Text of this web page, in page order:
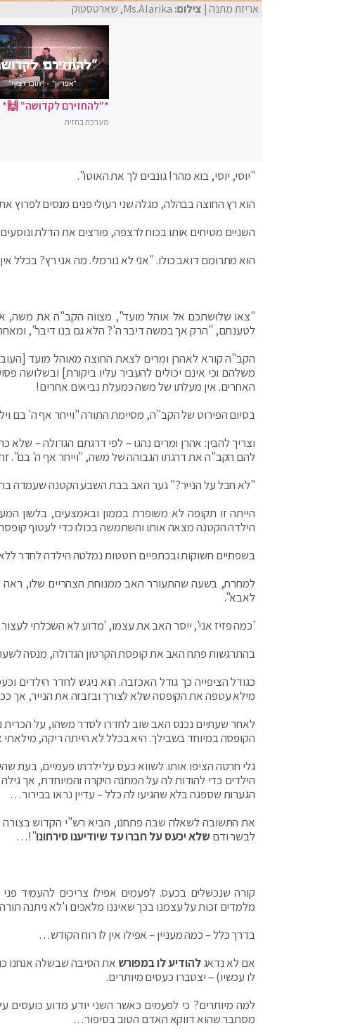
אריזת מתנה| צילום: Ms.Alarika, שארטסטוק
*"להחזירם לקדושה" 🙌*
מערכת בחזית
"יוסי, יוסי, בוא מהר! גונבים לך את האוטו".
הוא רץ החוצה בבהלה, מגלה שני רעולי פנים מנסים לפרוץ
השניים מטיחים אותו בכוח לרצפה, פורצים את הדלת
הוא מתרומם דואב כולו. "אני לא נורמלי. מה אני רץ? בכלל
"צאו שלושתכם אל אוהל מועד", מצווה הקב"ה את משה,
לטענתם, "הרק אך במשה דיבר ה'? הלא גם בנו דיבר",
הקב"ה קורא לאהרן ומרים לצאת החוצה מאוהל מועד
משלהם וכי אינם יכולים להעביר עליו ביקורת] ובשלושה
האחרים. אין מעלתו של משה כמעלת נביאים אחרים!
בסיום הפירוט של הקב"ה, מסיימת התורה "וייחר אף ה' בם
וצריך להבין: אהרן ומרים נהגו – לפי דרגתם הגדולה –
להם הקב"ה את דרגתו הגבוהה של משה, "וייחר אף ה' בם".
"לא חבל על הנייר?" גער האב בבת השבע הקטנה שעמדה
הייתה זו תקופה לא משופרת בממון ובאמצעים, בלשון
הילדה הקטנה מצאה אותו והשתמשה בכולו כדי לעטוף
בשפתיים חשוקות ובכתפיים רוטטות נמלטה הילדה לחדר
למחרת, בשעה שהתעורר האב ממנוחת הצהריים שלו, ראה
לאבא".
'כמה פזיז אני', ייסר האב את עצמו, 'מדוע לא השכלתי
בהתרגשות פתח האב את קופסת הקרטון הגדולה, מנסה
כגודל הציפייה כך גודל האכזבה. הוא ניגש לחדר
מילא עטפה את הקופסה שלא לצורך ובזבזה את הנייר, אך
לאחר שעתיים נכנס האב שוב לחדרו לסדר משהו, על הכרית
הקופסה במיוחד בשבילך. היא בכלל לא הייתה ריקה,
גלי חרטה הציפו אותו. לשווא כעס על ילדתו פעמיים, בעת
הילדים כדי להודות לה על המתנה היקרה והמיוחדת, אך
הגערות שספגה בלא שהגיעו לה כלל – עדיין נראו בבירור…
את התשובה לשאלה שבה פתחנו, הביא רש"י הקדוש בצורה
לבשר ודם שלא יכעס על חברו עד שיודיענו סירחונו"!…
קורה שנכשלים בכעס. לפעמים אפילו צריכים להעמיד
מלמדים זכות על עצמנו בכך שאיננו מלאכים ו'לא ניתנה
בדרך כלל – כמה מעניין – אפילו אין לו רוח הקודש…
אם לא נדאגלהודיע לו במפורש את הסיבה שבשלה אנחנו
לו עכשיו) – יצטברו כעסים מיותרים.
למה מיותרים? כי לפעמים כאשר השני יודע מדוע כועסים
מסתבר שהוא דווקא האדם הטוב בסיפור…